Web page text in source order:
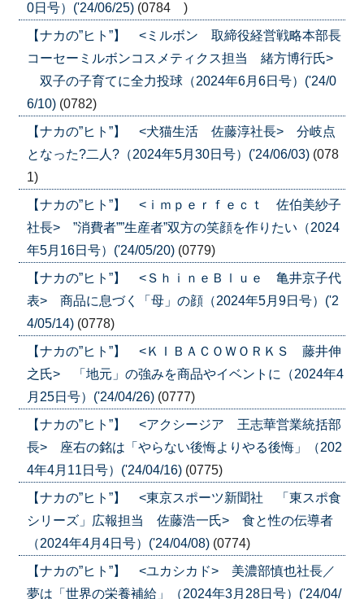
0日号）('24/06/25) (0784 )
【ナカの”ヒト”】 <ミルボン 取締役経営戦略本部長
コーセーミルボンコスメティクス担当 緒方博行氏>
双子の子育てに全力投球（2024年6月6日号）('24/0
6/10) (0782)
【ナカの”ヒト”】 <犬猫生活 佐藤淳社長> 分岐点
となった?二人?（2024年5月30日号）('24/06/03) (078
1)
【ナカの”ヒト”】 <ｉｍｐｅｒｆｅｃｔ 佐伯美紗子
社長> ”消費者””生産者”双方の笑顔を作りたい（2024
年5月16日号）('24/05/20) (0779)
【ナカの”ヒト”】 <ＳｈｉｎｅＢｌｕｅ 亀井京子代
表> 商品に息づく「母」の顔（2024年5月9日号）('2
4/05/14) (0778)
【ナカの”ヒト”】 <ＫＩＢＡＣＯＷＯＲＫＳ 藤井伸
之氏> 「地元」の強みを商品やイベントに（2024年4
月25日号）('24/04/26) (0777)
【ナカの”ヒト”】 <アクシージア 王志華営業統括部
長> 座右の銘は「やらない後悔よりやる後悔」（202
4年4月11日号）('24/04/16) (0775)
【ナカの”ヒト”】 <東京スポーツ新聞社 「東スポ食
シリーズ」広報担当 佐藤浩一氏> 食と性の伝導者
（2024年4月4日号）('24/04/08) (0774)
【ナカの”ヒト”】 <ユカシカド> 美濃部慎也社長／
夢は「世界の栄養補給」（2024年3月28日号）('24/04/